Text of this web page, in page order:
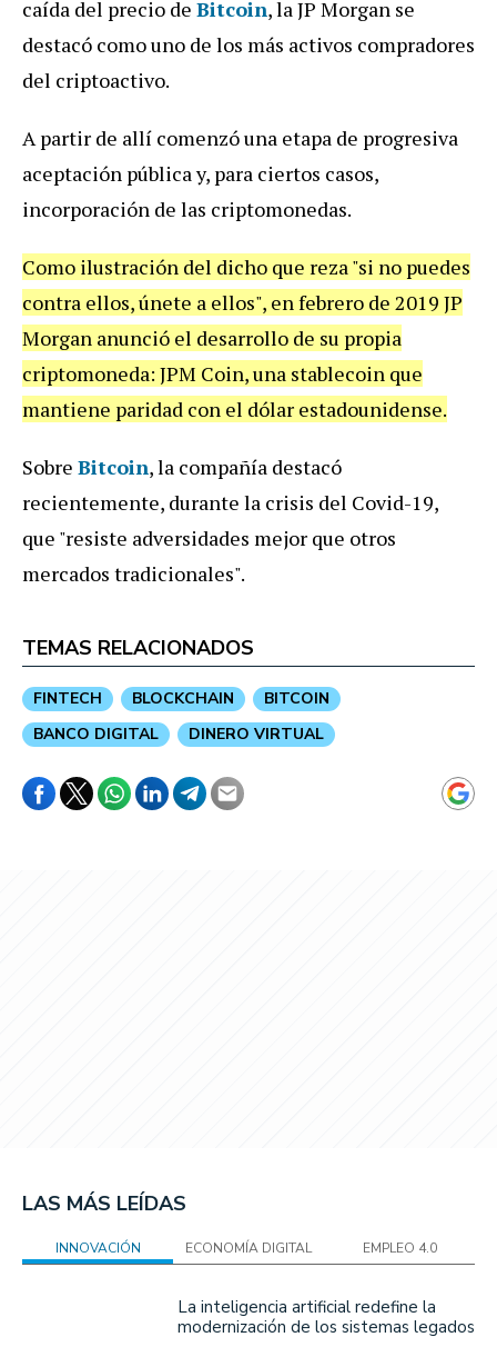
caída del precio de Bitcoin, la JP Morgan se
destacó como uno de los más activos compradores
del criptoactivo.
A partir de allí comenzó una etapa de progresiva
aceptación pública y, para ciertos casos,
incorporación de las criptomonedas.
Como ilustración del dicho que reza "si no puedes
contra ellos, únete a ellos", en febrero de 2019 JP
Morgan anunció el desarrollo de su propia
criptomoneda: JPM Coin, una stablecoin que
mantiene paridad con el dólar estadounidense.
Sobre Bitcoin, la compañía destacó
recientemente, durante la crisis del Covid-19,
que "resiste adversidades mejor que otros
mercados tradicionales".
TEMAS RELACIONADOS
FINTECH BLOCKCHAIN
BITCOIN
BANCO DIGITAL
DINERO VIRTUAL
LAS MÁS LEÍDAS
INNOVACIÓN ECONOMÍA DIGITAL EMPLEO 4.0
La inteligencia artificial redefine la
modernización de los sistemas legados